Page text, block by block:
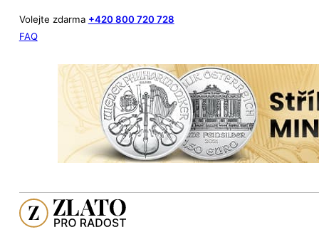
Volejte zdarma +420 800 720 728
FAQ